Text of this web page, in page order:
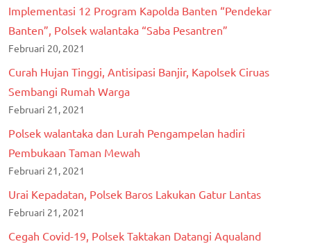
Implementasi 12 Program Kapolda Banten “Pendekar
Banten”, Polsek walantaka “Saba Pesantren”
Februari 20, 2021
Curah Hujan Tinggi, Antisipasi Banjir, Kapolsek Ciruas
Sembangi Rumah Warga
Februari 21, 2021
Polsek walantaka dan Lurah Pengampelan hadiri
Pembukaan Taman Mewah
Februari 21, 2021
Urai Kepadatan, Polsek Baros Lakukan Gatur Lantas
Februari 21, 2021
Cegah Covid-19, Polsek Taktakan Datangi Aqualand